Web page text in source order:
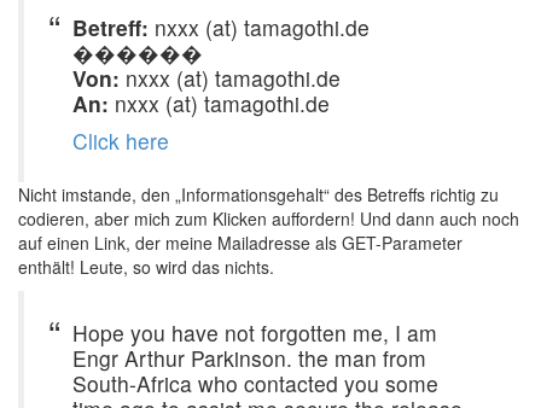
Betreff: nxxx (at) tamagothi.de
������
Von: nxxx (at) tamagothi.de
An: nxxx (at) tamagothi.de
Click here
Nicht imstande, den „Informationsgehalt“ des Betreffs richtig zu
codieren, aber mich zum Klicken auffordern! Und dann auch noch
auf einen Link, der meine Mailadresse als GET-Parameter
enthält! Leute, so wird das nichts.
Hope you have not forgotten me, I am
Engr Arthur Parkinson. the man from
South-Africa who contacted you some